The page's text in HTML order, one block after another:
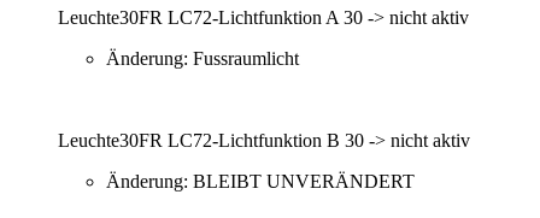
Leuchte30FR LC72-Lichtfunktion A 30 -> nicht aktiv
Änderung: Fussraumlicht
Leuchte30FR LC72-Lichtfunktion B 30 -> nicht aktiv
Änderung: BLEIBT UNVERÄNDERT